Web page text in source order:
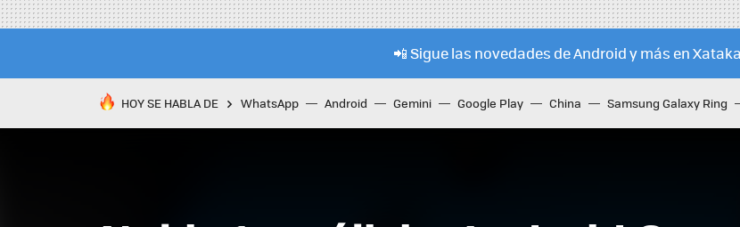
📲 Sigue las novedades de Android y más en
HOY SE HABLA DE WhatsApp Android Gemini Google Play China Samsung Galaxy Ring